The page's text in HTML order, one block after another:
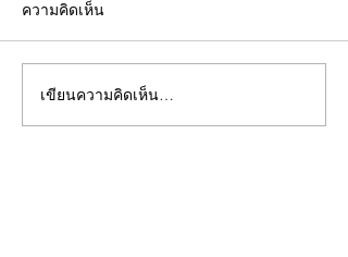
คอลัมน์"จับชีพจรวงการ
พระ"ประจำพุธที่ 29
ความคิดเห็น
เขียนความคิดเห็น…